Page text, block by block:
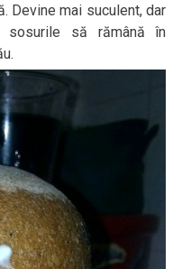
Devine mai suculent, dar
sosurile să rămână în